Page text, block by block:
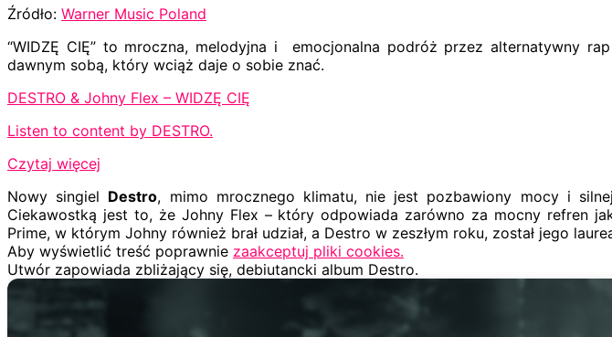
Źródło: Warner Music Poland
“WIDZĘ CIĘ” to mroczna, melodyjna i emocjonalna podróż przez alternatywny
dawnym sobą, który wciąż daje o sobie znać.
DESTRO & Johny Flex – WIDZĘ CIĘ
Listen to content by DESTRO.
Czytaj więcej
Nowy singiel Destro, mimo mrocznego klimatu, nie jest pozbawiony mocy i
Ciekawostką jest to, że Johny Flex – który odpowiada zarówno za mocny refren
Prime, w którym Johny również brał udział, a Destro w zeszłym roku, został jego
Aby wyświetlić treść poprawnie zaakceptuj pliki cookies.
Utwór zapowiada zbliżający się, debiutancki album Destro.